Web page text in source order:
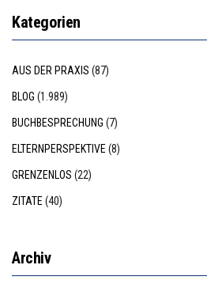
Kategorien
AUS DER PRAXIS (87)
BLOG (1.989)
BUCHBESPRECHUNG (7)
ELTERNPERSPEKTIVE (8)
GRENZENLOS (22)
ZITATE (40)
Archiv